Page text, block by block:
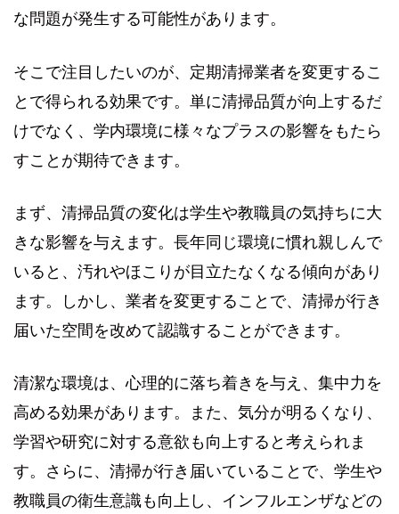
な問題が発生する可能性があります。
そこで注目したいのが、定期清掃業者を変更するこ
とで得られる効果です。単に清掃品質が向上するだ
けでなく、学内環境に様々なプラスの影響をもたら
すことが期待できます。
まず、清掃品質の変化は学生や教職員の気持ちに大
きな影響を与えます。長年同じ環境に慣れ親しんで
いると、汚れやほこりが目立たなくなる傾向があり
ます。しかし、業者を変更することで、清掃が行き
届いた空間を改めて認識することができます。
清潔な環境は、心理的に落ち着きを与え、集中力を
高める効果があります。また、気分が明るくなり、
学習や研究に対する意欲も向上すると考えられま
す。さらに、清掃が行き届いていることで、学生や
教職員の衛生意識も向上し、インフルエンザなどの